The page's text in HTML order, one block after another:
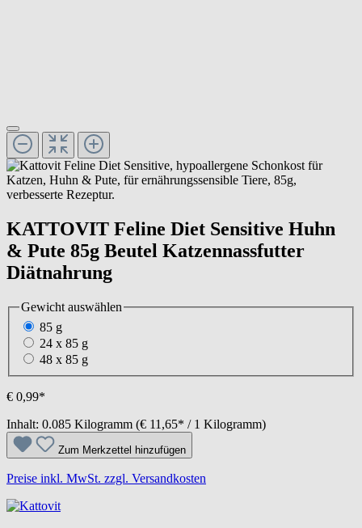
KATTOVIT Feline Diet Sensitive Huhn
& Pute 85g Beutel Katzennassfutter
Diätnahrung
Gewicht auswählen
85 g
24 x 85 g
48 x 85 g
€ 0,99*
Inhalt: 0.085 Kilogramm (€ 11,65* / 1 Kilogramm)
Zum Merkzettel hinzufügen
Preise inkl. MwSt. zzgl. Versandkosten